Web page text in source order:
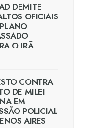
DEMITE
OFICIAIS
O IRÃ
CONTRA
DE MILEI
EM
POLICIAL
AIRES